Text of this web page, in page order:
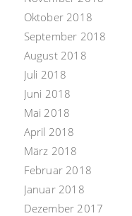
Oktober 2018
September 2018
August 2018
Juli 2018
Juni 2018
Mai 2018
April 2018
März 2018
Februar 2018
Januar 2018
Dezember 2017